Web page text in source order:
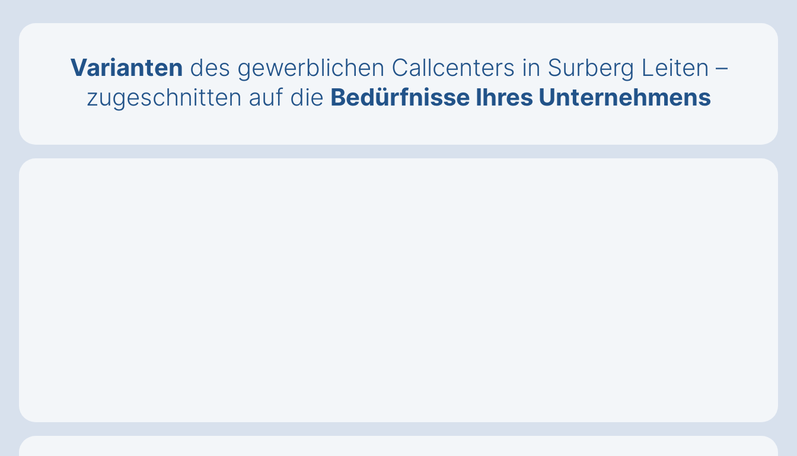
Varianten des gewerblichen Callcenters in Surberg Leiten –
zugeschnitten auf die Bedürfnisse Ihres Unternehmens